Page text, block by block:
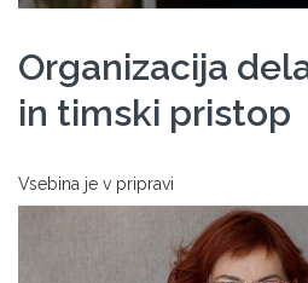
Organizacija
in timski pristop
Vsebina je v pripravi